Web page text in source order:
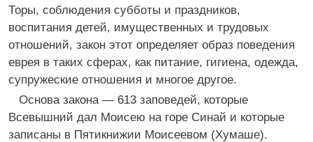
Торы, соблюдения субботы и праздников,
воспитания детей, имущественных и трудовых
отношений, закон этот определяет образ поведения
еврея в таких сферах, как питание, гигиена, одежда,
супружеские отношения и многое другое.
Основа закона — 613 заповедей, которые
Всевышний дал Моисею на горе Синай и которые
записаны в Пятикнижии Моисеевом (Хумаше).